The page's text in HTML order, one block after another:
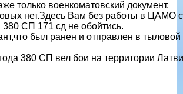
только военкоматовский документ.
нет.Здесь Вам без работы в ЦАМО с
380 СП 171 сд не обойтись.
был ранен и отправлен в тыловой
380 СП вел бои на территории